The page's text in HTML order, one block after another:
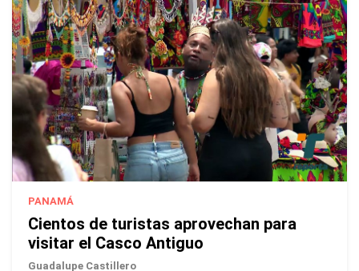
PANAMÁ
Cientos de turistas aprovechan para
visitar el Casco Antiguo
Guadalupe Castillero